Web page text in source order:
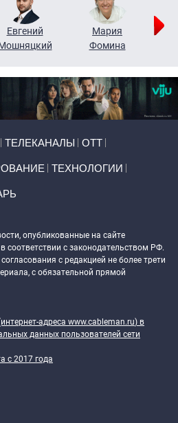
Евгений
Мария
Фомина
ТЕЛЕКАНАЛЫ ОТТ
ТЕХНОЛОГИИ
опубликованные на сайте
соответствии с законодательством РФ.
с редакцией не более трети
с обязательной прямой
адреса www.cableman.ru) в
данных пользователей сети
c 2017 года